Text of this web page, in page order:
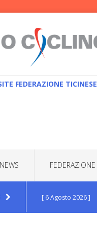
FEDERAZIONE TICINESE
NEWS FEDERAZIONE
[ 6 Agosto 2026 ]